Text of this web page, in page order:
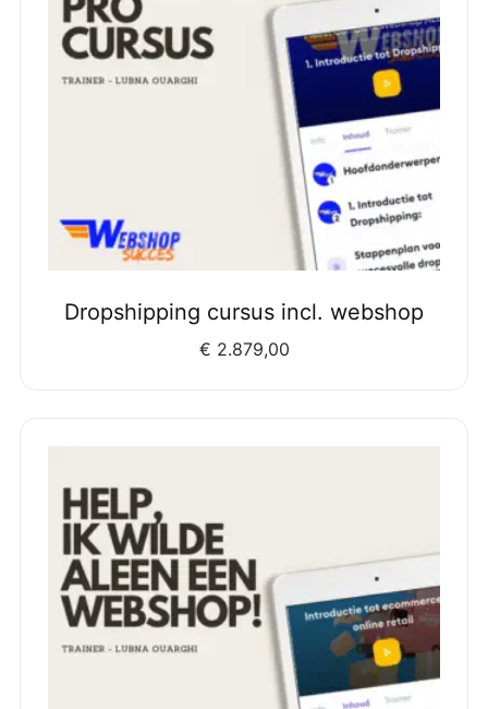
Dropshipping cursus incl. webshop
€ 2.879,00